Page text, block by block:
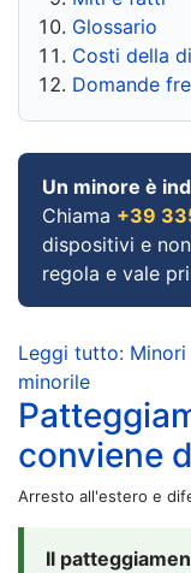
Glossario
Costi della
Domande
Un minore è
Chiama +39
dispositivi e
regola e vale
Leggi tutto:
minorile
conviene
Arresto all'estero e
Il